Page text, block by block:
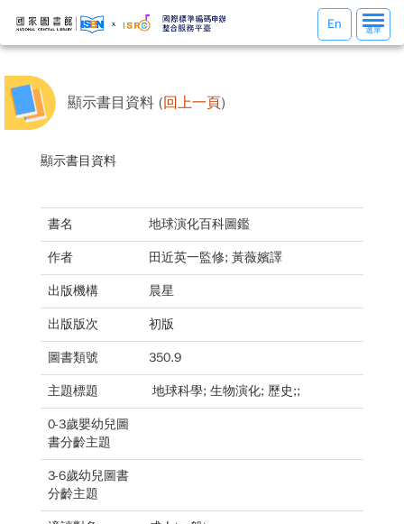
選
單
選單
En
顯示書目資料 (回上一頁)
顯示書目資料
書名 地球演化百科圖鑑
作者 田近英一監修; 黃薇嬪譯
出版機構 晨星
出版版次 初版
圖書類號 350.9
主題標題 地球科學; 生物演化; 歷史;;
0-3歲嬰幼兒圖
書分齡主題
3-6歲幼兒圖書
分齡主題